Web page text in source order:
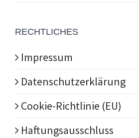
RECHTLICHES
Impressum
Datenschutzerklärung
Cookie-Richtlinie (EU)
Haftungsausschluss